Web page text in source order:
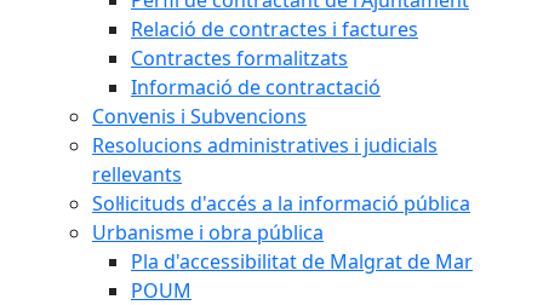
Relació de contractes i factures
Contractes formalitzats
Informació de contractació
Convenis i Subvencions
Resolucions administratives i judicials
rellevants
Sol·licituds d'accés a la informació pública
Urbanisme i obra pública
Pla d'accessibilitat de Malgrat de Mar
POUM